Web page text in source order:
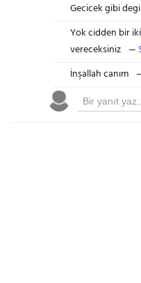
Gecicek gibi
Yok cidden bir
vereceksiniz
İnşallah canım